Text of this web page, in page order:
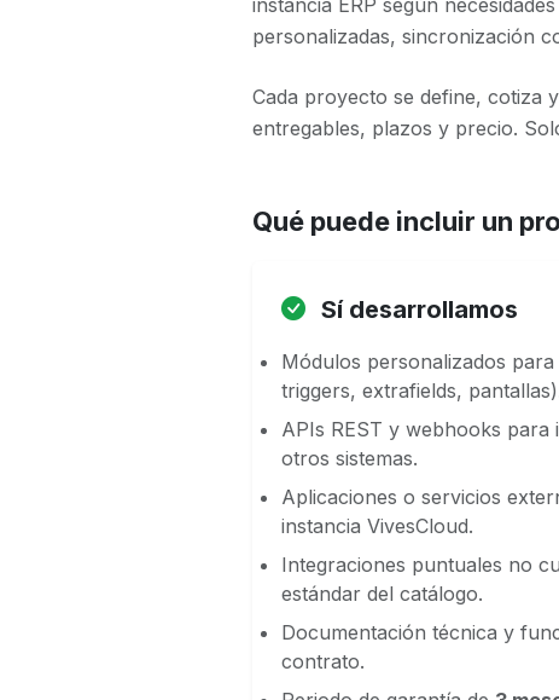
instancia ERP según
personalizadas, sincronización
Cada proyecto se define, cotiza
entregables, plazos y precio.
Qué puede incluir un
Sí desarrollamos
Módulos personalizados
triggers, extrafields,
APIs REST y webhooks para
otros sistemas.
Aplicaciones o servicios
instancia VivesCloud.
Integraciones puntuales no
estándar del catálogo.
Documentación técnica y
contrato.